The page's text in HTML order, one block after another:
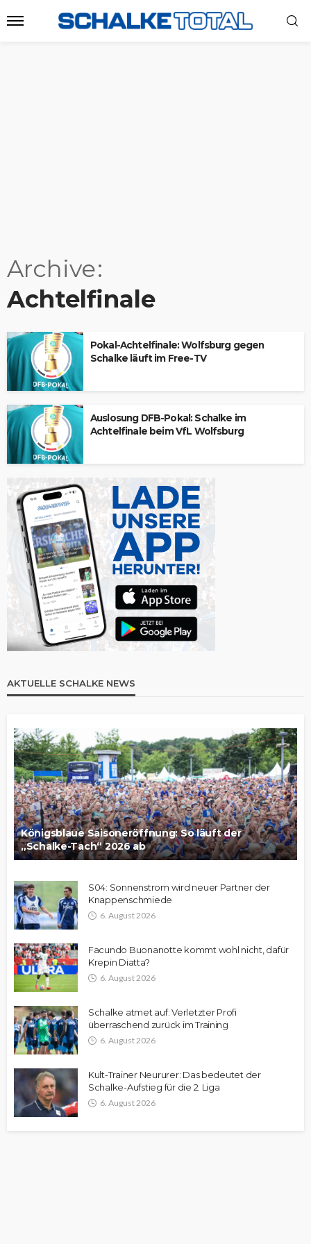
Archive
Achtelfinale
Pokal-Achtelfinale: Wolfsburg gegen
Schalke läuft im Free-TV
Auslosung DFB-Pokal: Schalke im
Achtelfinale beim VfL Wolfsburg
AKTUELLE SCHALKE NEWS
Königsblaue Saisoneröffnung: So läuft der
„Schalke-Tach“ 2026 ab
S04: Sonnenstrom wird neuer Partner der
Knappenschmiede
6. August 2026
Facundo Buonanotte kommt wohl nicht, dafür
Krepin Diatta?
6. August 2026
Schalke atmet auf: Verletzter Profi
überraschend zurück im Training
6. August 2026
Kult-Trainer Neururer: Das bedeutet der
Schalke-Aufstieg für die 2. Liga
6. August 2026